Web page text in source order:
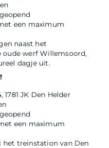
een maximum
naast het
oude werf Willemsoord,
dagje uit.
JK Den Helder
een maximum
het treinstation van Den